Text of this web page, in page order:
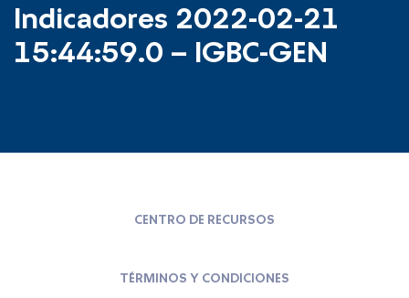
Indicadores 2022-02-21
15:44:59.0 – IGBC-GEN
CENTRO DE RECURSOS
TÉRMINOS Y CONDICIONES